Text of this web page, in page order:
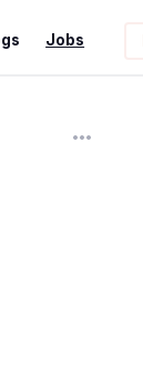
Jobs